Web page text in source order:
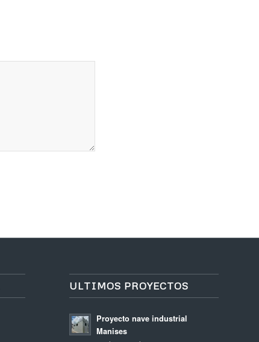
ULTIMOS PROYECTOS
Proyecto nave industrial
Manises